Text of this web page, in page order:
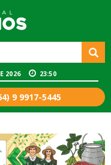
2026 23:50
9 9917-5445